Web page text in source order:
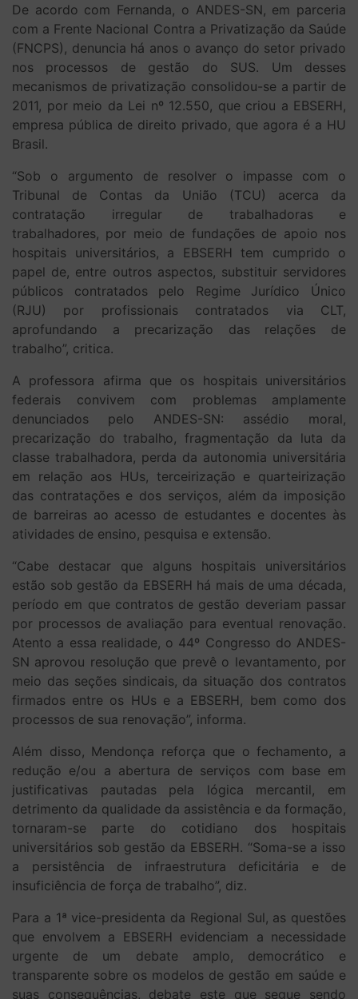
De acordo com Fernanda, o ANDES-SN, em parceria
com a Frente Nacional Contra a Privatização da Saúde
(FNCPS), denuncia há anos o avanço do setor privado
nos processos de gestão do SUS. Um desses
mecanismos de privatização consolidou-se a partir de
2011, por meio da Lei nº 12.550, que criou a EBSERH,
empresa pública de direito privado, que agora é a HU
Brasil.
“Sob o argumento de resolver o impasse com o
Tribunal de Contas da União (TCU) acerca da
contratação irregular de trabalhadoras e
trabalhadores, por meio de fundações de apoio nos
hospitais universitários, a EBSERH tem cumprido o
papel de, entre outros aspectos, substituir servidores
públicos contratados pelo Regime Jurídico Único
(RJU) por profissionais contratados via CLT,
aprofundando a precarização das relações de
trabalho”, critica.
A professora afirma que os hospitais universitários
federais convivem com problemas amplamente
denunciados pelo ANDES-SN: assédio moral,
precarização do trabalho, fragmentação da luta da
classe trabalhadora, perda da autonomia universitária
em relação aos HUs, terceirização e quarteirização
das contratações e dos serviços, além da imposição
de barreiras ao acesso de estudantes e docentes às
atividades de ensino, pesquisa e extensão.
“Cabe destacar que alguns hospitais universitários
estão sob gestão da EBSERH há mais de uma década,
período em que contratos de gestão deveriam passar
por processos de avaliação para eventual renovação.
Atento a essa realidade, o 44º Congresso do ANDES-
SN aprovou resolução que prevê o levantamento, por
meio das seções sindicais, da situação dos contratos
firmados entre os HUs e a EBSERH, bem como dos
processos de sua renovação”, informa.
Além disso, Mendonça reforça que o fechamento, a
redução e/ou a abertura de serviços com base em
justificativas pautadas pela lógica mercantil, em
detrimento da qualidade da assistência e da formação,
tornaram-se parte do cotidiano dos hospitais
universitários sob gestão da EBSERH. “Soma-se a isso
a persistência de infraestrutura deficitária e de
insuficiência de força de trabalho”, diz.
Para a 1ª vice-presidenta da Regional Sul, as questões
que envolvem a EBSERH evidenciam a necessidade
urgente de um debate amplo, democrático e
transparente sobre os modelos de gestão em saúde e
suas consequências, debate este que segue sendo